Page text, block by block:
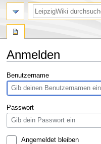
Anmelden
Zur
Navigation
springen
Zur
Suche
springen
Benutzername
Passwort
Angemeldet bleiben